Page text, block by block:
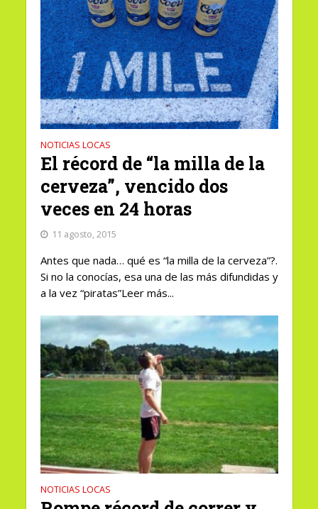
NOTICIAS LOCAS
El récord de “la milla de la
cerveza”, vencido dos
veces en 24 horas
11 agosto, 2015
Antes que nada… qué es “la milla de la cerveza”?.
Si no la conocías, esa una de las más difundidas y
a la vez “piratas”Leer más...
NOTICIAS LOCAS